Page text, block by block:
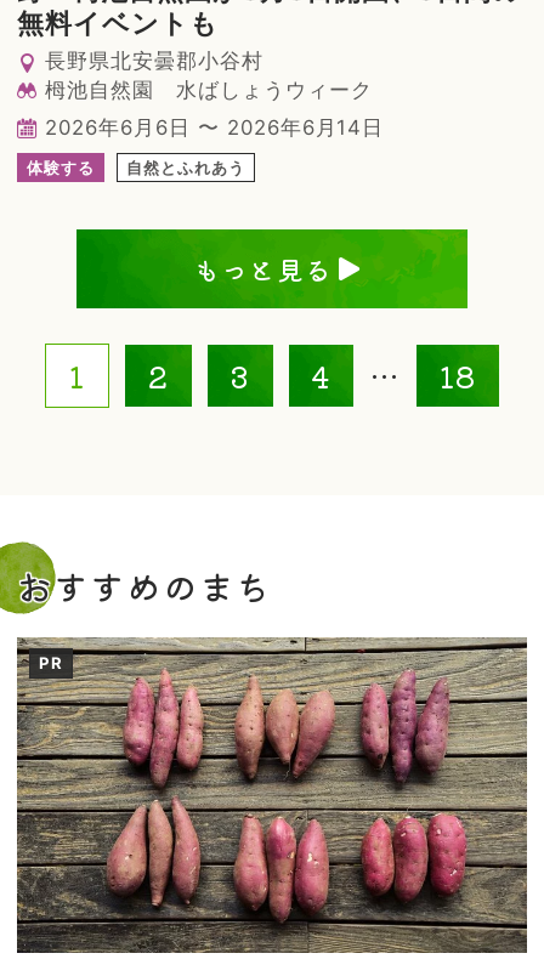
無料イベントも
長野県北安曇郡小谷村
栂池自然園 水ばしょうウィーク
2026年6月6日 〜 2026年6月14日
体験する 自然とふれあう
もっと見る
1 2 3 4 … 18
おすすめのまち
PR